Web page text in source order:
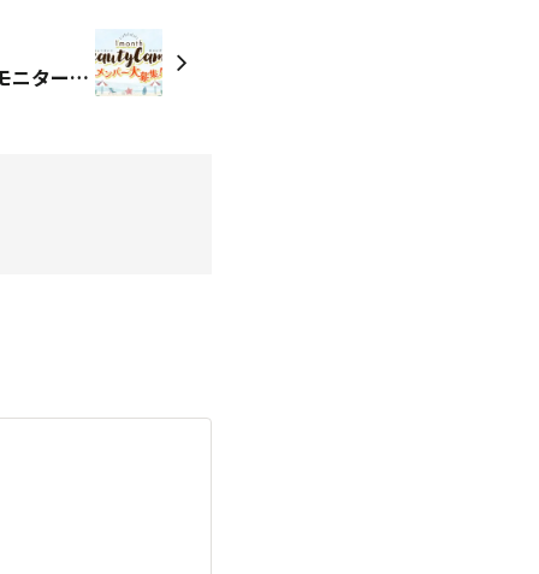
※募集終了※【14日まで／モニター参加者募集🔥】自分の美をトレーニングする1ヶ月キャンプ！🔥（Daily VECモニター募集）